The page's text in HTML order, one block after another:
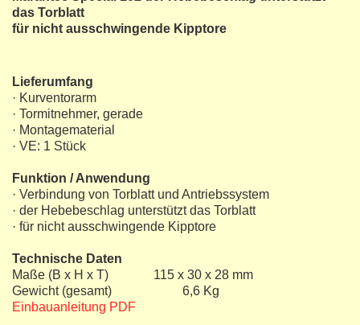
das Torblatt
für nicht ausschwingende Kipptore
Lieferumfang
· Kurventorarm
· Tormitnehmer, gerade
· Montagematerial
· VE: 1 Stück
Funktion / Anwendung
· Verbindung von Torblatt und Antriebssystem
· der Hebebeschlag unterstützt das Torblatt
· für nicht ausschwingende Kipptore
Technische Daten
Maße (B x H x T) 115 x 30 x 28 mm
Gewicht (gesamt) 6,6 Kg
Einbauanleitung PDF